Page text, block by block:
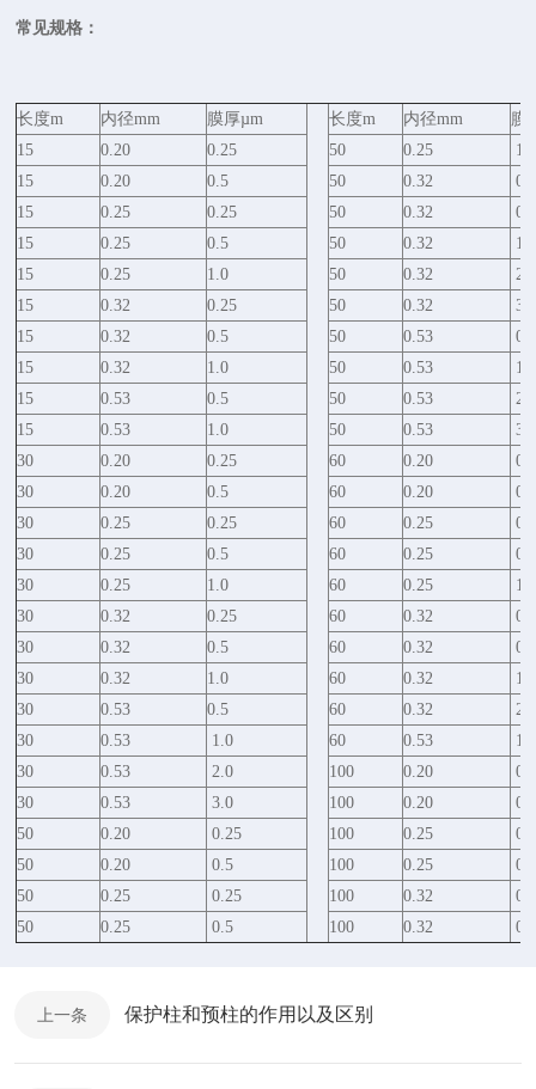
常见规格：
长度m 内径mm 膜厚µm 长度m 内径mm
膜
15
0.20 0.25 50 0.25
15
0.20 0.5 50 0.32
15
0.25 0.25 50 0.32
15
0.25 0.5 50 0.32
15
0.25 1.0 50 0.32
15
0.32 0.25 50 0.32
15
0.32 0.5 50 0.53
15
0.32 1.0 50 0.53
15
0.53 0.5 50 0.53
15
0.53 1.0 50 0.53
30
0.20 0.25 60 0.20
30
0.20 0.5 60 0.20
30
0.25 0.25 60 0.25
30
0.25 0.5 60 0.25
30
0.25 1.0 60 0.25
30
0.32 0.25 60 0.32
30
0.32 0.5 60 0.32
30
0.32 1.0 60 0.32
30
0.53 0.5 60 0.32
30
0.53 1.0 60 0.53
30
0.53 2.0 100 0.20
30
0.53 3.0 100 0.20
50
0.20 0.25 100 0.25
50
0.20 0.5 100 0.25
50
0.25 0.25 100 0.32
50
0.25 0.5 100 0.32
上一条 保护柱和预柱的作用以及区别